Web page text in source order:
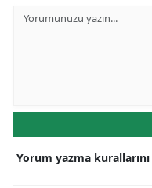
Yorum yazma kurallarını